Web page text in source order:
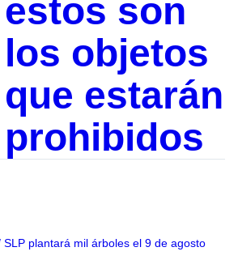
estos son
los objetos
que estarán
prohibidos
SLP plantará mil árboles el 9 de agosto